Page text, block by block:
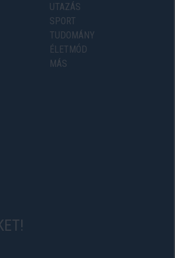
UTAZÁS
SPORT
TUDOMÁNY
ÉLETMÓD
MÁS